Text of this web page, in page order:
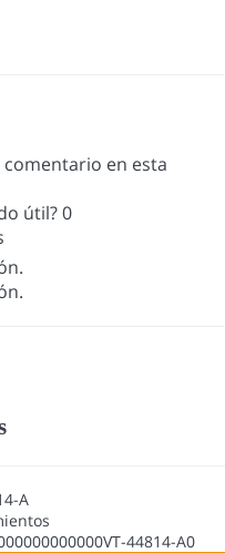
en esta
útil?0
A
44814-A0